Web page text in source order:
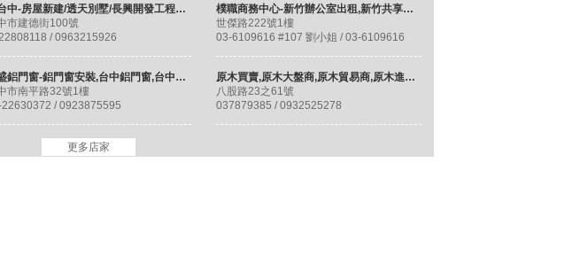
大台中-房屋新建/透天別墅/長興開發工程有限公司/鋼構整修工程
市建德街100號
/ 0963215926
樸職商務中心-新竹辦公室出租,新竹共享辦公室
世傑路222號1樓
03-6109616 #107 劉小姐 / 03-6109616
偉盛鋁門窗-鋁門窗安裝,台中鋁門窗,台中氣密窗,台中隔音窗,台中鋁門窗安裝
市南平路32號1樓
/ 0923875595
原木買賣,原木大盤商,原木貿易商,原木進口商,三義原木大桌板/台北大板桌/桃園檜木-後龍林木板/材料
八股路23之61號
037879385 / 0932525278
更多店家